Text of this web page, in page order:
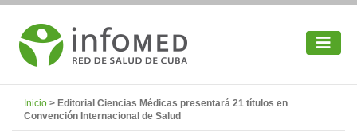
Inicio > Editorial Ciencias Médicas presentará 21 títulos en
Convención Internacional de Salud